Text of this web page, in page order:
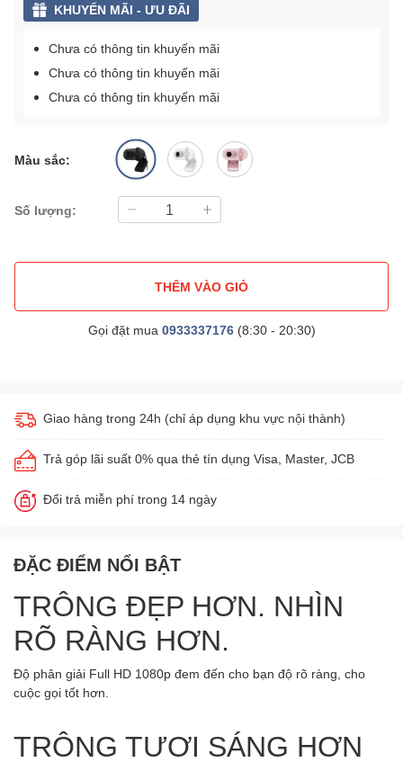
KHUYẾN MÃI - ƯU ĐÃI
Chưa có thông tin khuyến mãi
Chưa có thông tin khuyến mãi
Chưa có thông tin khuyến mãi
Màu sắc:
Số lượng:
THÊM VÀO GIỎ
Gọi đặt mua 0933337176(8:30 - 20:30)
Giao hàng trong 24h (chỉ áp dụng khu vực nội thành)
Trả góp lãi suất 0% qua thẻ tín dụng Visa, Master, JCB
Đổi trả miễn phí trong 14 ngày
ĐẶC ĐIỂM NỔI BẬT
TRÔNG ĐẸP HƠN. NHÌN
RÕ RÀNG HƠN.
Độ phân giải Full HD 1080p đem đến cho bạn độ rõ ràng, cho
cuộc gọi tốt hơn.
TRÔNG TƯƠI SÁNG HƠN